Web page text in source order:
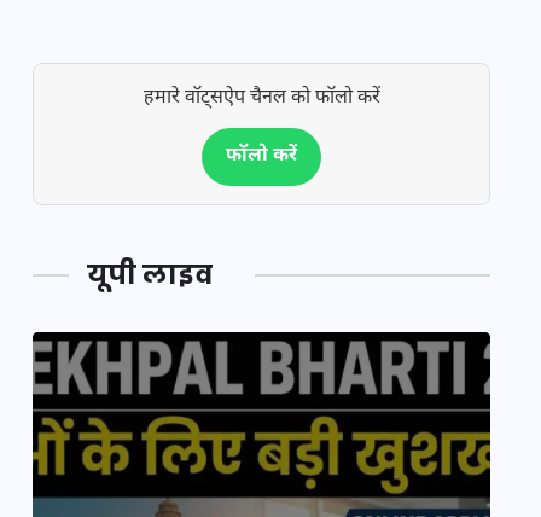
हमारे वॉट्सऐप चैनल को फॉलो करें
फॉलो करें
यूपी लाइव